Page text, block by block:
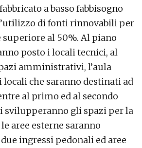
a basso fabbisogno
di fonti rinnovabili per
al 50%. Al piano
posto i locali tecnici, al
amministrativi, l’aula
locali che saranno destinati ad
al primo ed al secondo
svilupperanno gli spazi per la
aree esterne saranno
ingressi pedonali ed aree